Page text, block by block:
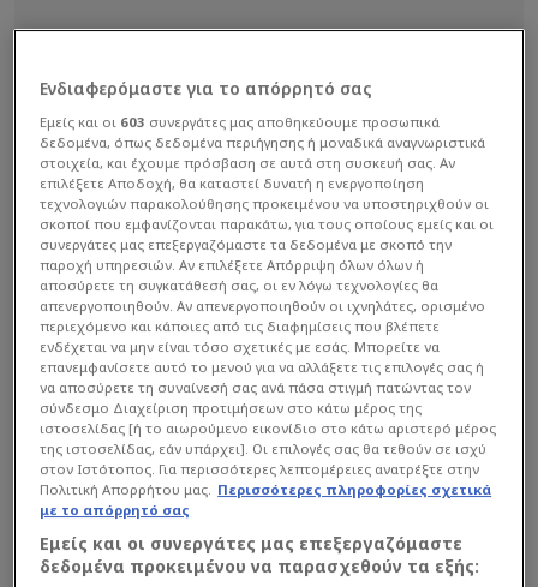
Ενδιαφερόμαστε για το απόρρητό σας
Εμείς και οι 603 συνεργάτες μας αποθηκεύουμε προσωπικά
δεδομένα, όπως δεδομένα περιήγησης ή μοναδικά αναγνωριστικά
στοιχεία, και έχουμε πρόσβαση σε αυτά στη συσκευή σας. Αν
επιλέξετε Αποδοχή, θα καταστεί δυνατή η ενεργοποίηση
τεχνολογιών παρακολούθησης προκειμένου να υποστηριχθούν οι
σκοποί που εμφανίζονται παρακάτω, για τους οποίους εμείς και οι
συνεργάτες μας επεξεργαζόμαστε τα δεδομένα με σκοπό την
παροχή υπηρεσιών. Αν επιλέξετε Απόρριψη όλων όλων ή
αποσύρετε τη συγκατάθεσή σας, οι εν λόγω τεχνολογίες θα
απενεργοποιηθούν. Αν απενεργοποιηθούν οι ιχνηλάτες, ορισμένο
περιεχόμενο και κάποιες από τις διαφημίσεις που βλέπετε
ενδέχεται να μην είναι τόσο σχετικές με εσάς. Μπορείτε να
επανεμφανίσετε αυτό το μενού για να αλλάξετε τις επιλογές σας ή
να αποσύρετε τη συναίνεσή σας ανά πάσα στιγμή πατώντας τον
σύνδεσμο Διαχείριση προτιμήσεων στο κάτω μέρος της
ιστοσελίδας [ή το αιωρούμενο εικονίδιο στο κάτω αριστερό μέρος
της ιστοσελίδας, εάν υπάρχει]. Οι επιλογές σας θα τεθούν σε ισχύ
στον Ιστότοπος. Για περισσότερες λεπτομέρειες ανατρέξτε στην
Πολιτική Απορρήτου μας. Περισσότερες πληροφορίες σχετικά
με το απόρρητό σας
Εμείς και οι συνεργάτες μας επεξεργαζόμαστε
δεδομένα προκειμένου να παρασχεθούν τα εξής: